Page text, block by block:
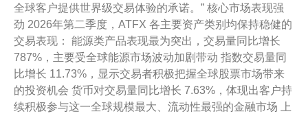
全球客户提供世界级交易体验的承诺。” 核心市场表现强
劲 2026年第二季度，ATFX 各主要资产类别均保持稳健的
交易表现： 能源类产品表现最为突出，交易量同比增长
787%，主要受全球能源市场波动加剧带动 指数交易量同
比增长 11.73%，显示交易者积极把握全球股票市场带来
的投资机会 货币对交易量同比增长 7.63%，体现出客户持
续积极参与这一全球规模最大、流动性最强的金融市场 上